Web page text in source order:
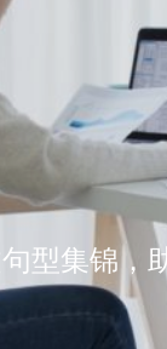
型集锦，